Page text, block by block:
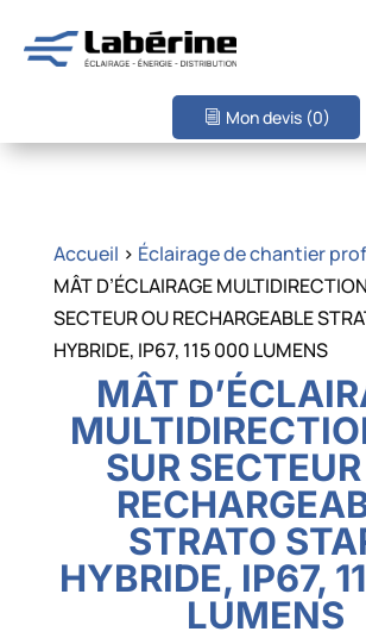
Mon devis (0)
Accueil > Éclairage de chantier
MÂT D’ÉCLAIRAGE
SECTEUR OU RECHARGEABLE
HYBRIDE, IP67, 115 000 LUMENS
MÂT
SUR
STRATO
HYBRIDE, IP67,
LUMENS